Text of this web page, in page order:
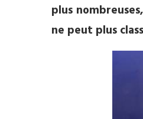
plus
ne peut plus